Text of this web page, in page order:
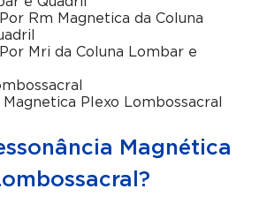
Rm Magnetica da Coluna
Mri da Coluna Lombar e
Magnetica Plexo Lombossacral
Magnética